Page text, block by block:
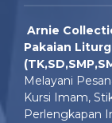
Arnie Colle
Pakaian
Melayani
Kursi Imam,
Perlengkapan